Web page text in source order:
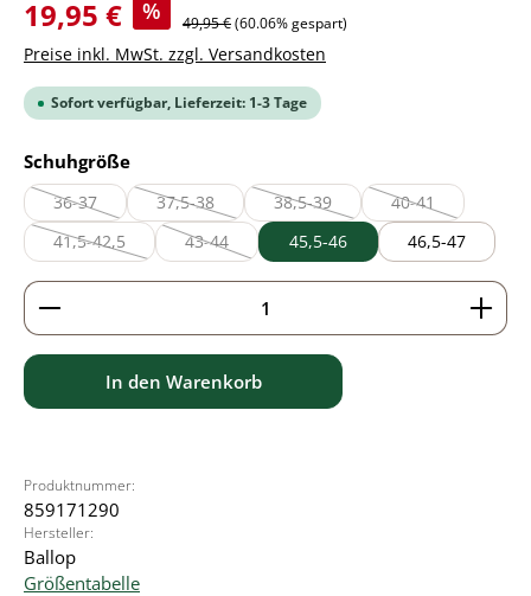
19,95 € % Regulärer Preis:
49,95 €(60.06% gespart)
Preise inkl. MwSt. zzgl. Versandkosten
Sofort verfügbar, Lieferzeit: 1-3 Tage
Schuhgrößeauswählen
36-37
(Diese Option ist zurzeit nicht verfügbar.)
37,5-38
(Diese Option ist zurzeit nicht verfügbar.)
38,5-39
(Diese Option ist zurzeit nicht
40-41
(Diese Option ist
41,5-42,5
(Diese Option ist zurzeit nicht verfügbar.)
43-44
(Diese Option ist zurzeit nicht verfügbar.)
45,5-46 46,5-47
Produkt Anzahl: Gib den gewünschten Wert ein
In den Warenkorb
Produktnummer:
859171290
Hersteller:
Ballop
Größentabelle